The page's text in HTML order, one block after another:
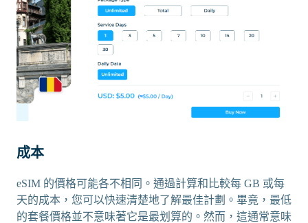
成本
eSIM 的價格可能各不相同。通過計算和比較每 GB 或每
天的成本，您可以快速清楚地了解最佳計劃。畢竟，最低
的套餐價格並不意味著它是最划算的。然而，這通常意味